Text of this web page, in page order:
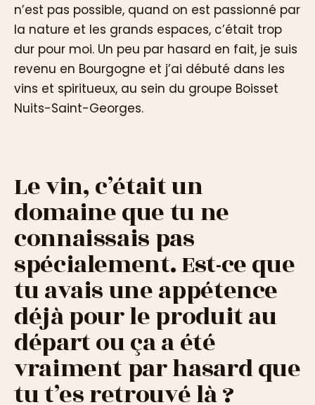
n’est pas possible, quand on est passionné par
la nature et les grands espaces, c’était trop
dur pour moi. Un peu par hasard en fait, je suis
revenu en Bourgogne et j’ai débuté dans les
vins et spiritueux, au sein du groupe Boisset
Nuits-Saint-Georges.
Le vin, c’était un
domaine que tu ne
connaissais pas
spécialement. Est-ce que
tu avais une appétence
déjà pour le produit au
départ ou ça a été
vraiment par hasard que
tu t’es retrouvé là ?